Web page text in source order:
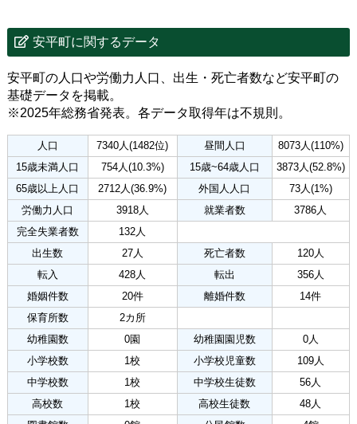
安平町に関するデータ
安平町の人口や労働力人口、出生・死亡者数など安平町の
基礎データを掲載。
※2025年総務省発表。各データ取得年は不規則。
人口 7340人(1482位) 昼間人口
8073人(110%)
15歳未満人口
754人(10.3%) 15歳~64歳人口
3873人(52.8%)
65歳以上人口
2712人(36.9%) 外国人人口
73人(1%)
労働力人口
3918人 就業者数
3786人
完全失業者数
132人
出生数
27人 死亡者数
120人
転入
428人 転出
356人
婚姻件数
20件 離婚件数
14件
保育所数
2カ所
幼稚園数
0園 幼稚園園児数
0人
小学校数
1校 小学校児童数
109人
中学校数
1校 中学校生徒数
56人
高校数
1校 高校生徒数
48人